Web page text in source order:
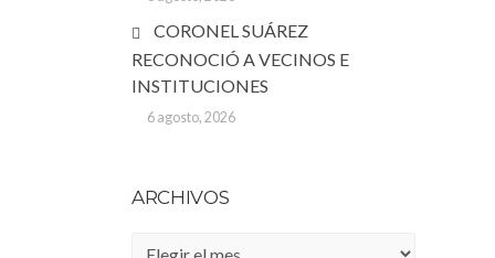
CORONEL SUÁREZ
RECONOCIÓ A VECINOS E
INSTITUCIONES
6 agosto, 2026
ARCHIVOS
Archivos